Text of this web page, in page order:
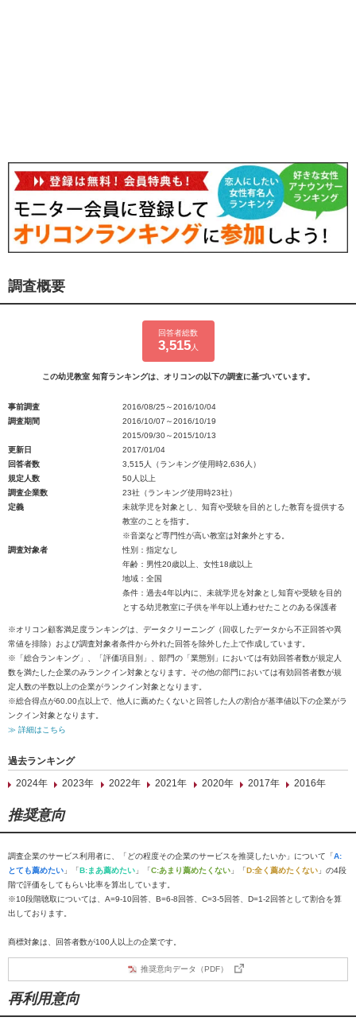
調査概要
回答者総数
3,515人
この幼児教室 知育ランキングは、オリコンの以下の調査に基づいています。
事前調査
2016/08/25～2016/10/04
調査期間
2016/10/07～2016/10/19
2015/09/30～2015/10/13
更新日
2017/01/04
回答者数
3,515人（ランキング使用時2,636人）
規定人数
50人以上
調査企業数
23社（ランキング使用時23社）
定義
未就学児を対象とし、知育や受験を目的とした教育を提供する
教室のことを指す。
※音楽など専門性が高い教室は対象外とする。
調査対象者
性別：指定なし
年齢：男性20歳以上、女性18歳以上
地域：全国
条件：過去4年以内に、未就学児を対象とし知育や受験を目的
とする幼児教室に子供を半年以上通わせたことのある保護者
※オリコン顧客満足度ランキングは、データクリーニング（回収したデータから不正回答や異
常値を排除）および調査対象者条件から外れた回答を除外した上で作成しています。
※「総合ランキング」、「評価項目別」、部門の「業態別」においては有効回答者数が規定人
数を満たした企業のみランクイン対象となります。その他の部門においては有効回答者数が規
定人数の半数以上の企業がランクイン対象となります。
※総合得点が60.00点以上で、他人に薦めたくないと回答した人の割合が基準値以下の企業がラ
ンクイン対象となります。
≫ 詳細はこちら
過去ランキング
2024年
2023年 2022年 2021年 2020年 2017年 2016年
推奨意向
調査企業のサービス利用者に、「どの程度その企業のサービスを推奨したいか」について「A:
とても薦めたい 」「B:まあ薦めたい 」「C:あまり薦めたくない 」「D:全く薦めたくない 」の4段
階で評価をしてもらい比率を算出しています。
※10段階聴取については、A=9-10回答、B=6-8回答、C=3-5回答、D=1-2回答として割合を算
出しております。
商標対象は、回答者数が100人以上の企業です。
推奨意向データ（PDF）
再利用意向